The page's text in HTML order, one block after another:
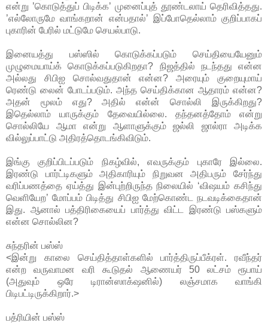
என்று ’கொடுத்துப் பிடிக்க’ முனைப்புத் தூண்டலாய் தெரிவித்தது.
’எல்லோருமே வாங்கறான் என்பதால்’ இப்போதெல்லாம் குறிப்பாகப்
புகாரின் பேரில் மட்டுமே செயல்பாடு.
இனையத்து பஸ்ஸில் கொடுக்கப்படும் செய்தியையேனும்
முழுமையாய்க் கொடுக்கப்படுகிறதா? நிஜத்தில் நடந்தது என்ன
அல்லது சிபிஐ சொல்வதுதான் என்ன? அரையும் குறையுமாய்
ரெண்டு லைன் போடப்படும். அந்த செய்திக்கான ஆதாரம் என்ன?
அதன் மூலம் எது? அதில் என்ன் சொல்லி இருக்கிறது?
இதெல்லாம் யாருக்கும் தேவையில்லை. தந்தனத்தோம் என்று
சொல்லியே ஆமா என்று ஆளாளுக்கும் ஜல்லி ஜால்ரா அடிக்க
வில்லுப்பாட்டு அதிரத்தொடங்கிவிடும்.
இங்கு குறிப்பிடப்படும் நிகழ்வில், எவருக்கும் புகாரே இல்லை.
இரண்டு பார்ட்டிகளும் அதிகாரியும் நிறுவன அதிபரும் சேர்ந்து
வரிப்பணத்தை ஏய்த்து இன்புற்றிருந்த நிலையில் ‘விஷயம் கசிந்து
வெளியேற’ மோப்பம் பிடித்து சிபிஐ மேற்கொண்ட நடவடிக்கைதான்
இது. ஆனால் பத்திரிகையைப் பார்த்து விட்ட இரண்டு பஸ்களும்
என்ன சொல்லின?
சுந்தரின் பஸ்ஸ்
<இன்று காலை செய்தித்தாள்களில் பார்த்திருப்பீக்ரள். ரவீந்தர்
என்ற வருவாமன வரி கூடுதல் ஆணையர் 50 லட்சம் ரூபாய்
(அதுவும் ஒரே டிரான்ஸாக்‌ஷனில்) லஞ்சமாக வாங்கி
பிடிபட்டிருக்கிறார்.>
பத்ரியின் பஸ்ஸ்